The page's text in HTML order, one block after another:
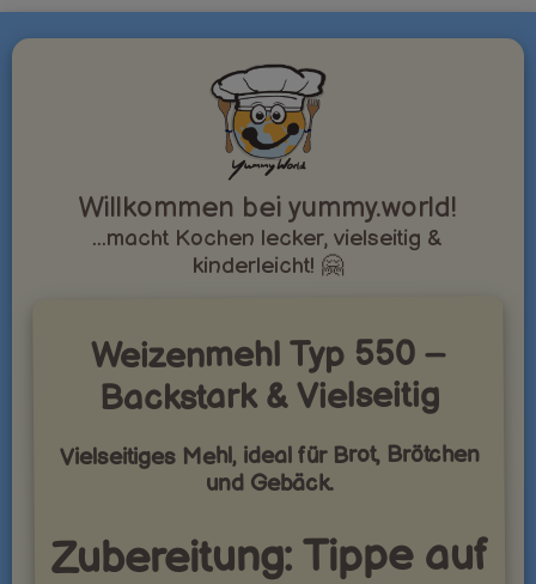
Willkommen bei yummy.world!
...macht Kochen lecker, vielseitig &
kinderleicht! 🤗
Weizenmehl Typ 550 –
Backstark & Vielseitig
Vielseitiges Mehl, ideal für Brot, Brötchen
und Gebäck.
Zubereitung: Tippe auf